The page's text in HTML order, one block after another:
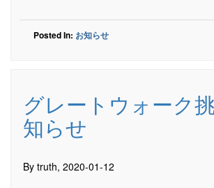
Posted In: お知らせ
グレートウォーク
知らせ
By truth, 2020-01-12